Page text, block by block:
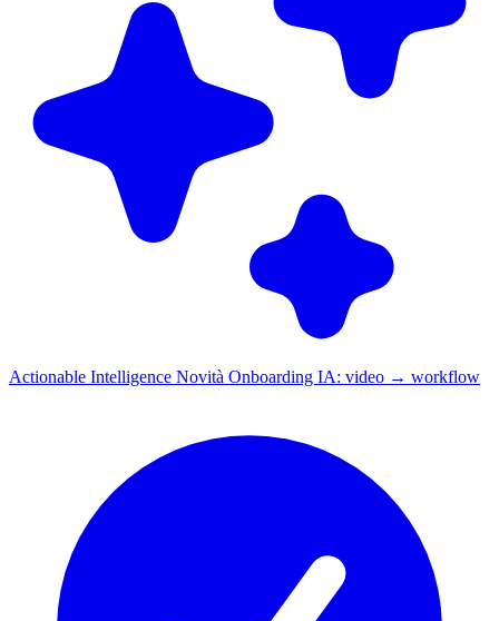
Actionable Intelligence Novità Onboarding IA: video → workflow